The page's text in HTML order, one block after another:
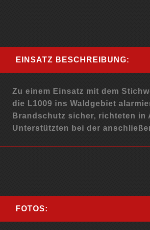
EINSATZ BESCHREIBUNG:
Zu einem Einsatz mit dem
die L1009 ins Waldgebiet
Brandschutz sicher, richteten in
Unterstützten bei der
FOTOS: